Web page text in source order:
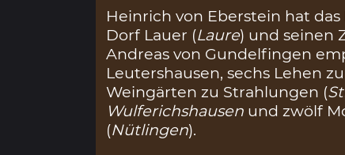
Heinrich von Eberstein hat
Dorf Lauer (Laure) und seinen
Andreas von Gundelfingen
Leutershausen, sechs Lehen
Weingärten zu Strahlungen (
Wulferichshausen und zwölf
(Nütlingen).